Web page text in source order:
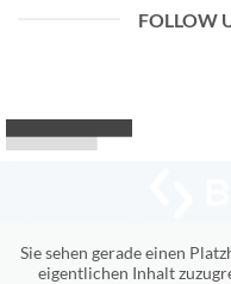
FOLLOW
Sie sehen gerade einen
eigentlichen Inhalt